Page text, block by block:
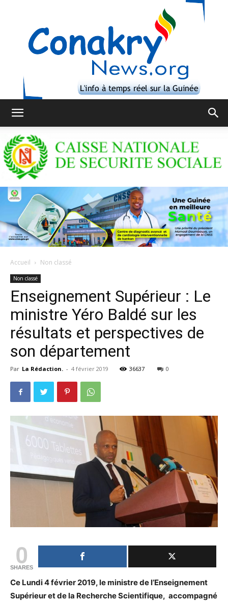
Accueil Non classé
Non classé
Enseignement Supérieur : Le
ministre Yéro Baldé sur les
résultats et perspectives de
son département
Par La Rédaction. - 4 février 2019 36637 0
0
SHARES
Ce Lundi 4 février 2019, le ministre de l’Enseignement
Supérieur et de la Recherche Scientifique, accompagné